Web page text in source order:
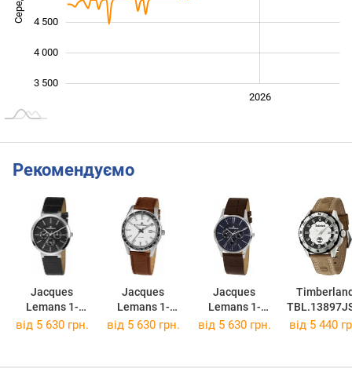
3 500
4 000
4 500
2026
Рекомендуємо
Jacques
Lemans 1-
1950A
Jacques
Lemans 1-
2022C
Jacques
Lemans 1-
1951C
4
від 5 630 грн. від 5 630 грн. від 5 630 грн. від 5 440